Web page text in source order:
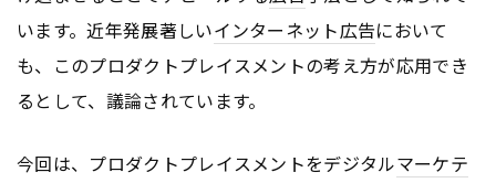
います。近年発展著しいインターネット広告において
も、このプロダクトプレイスメントの考え方が応用でき
るとして、議論されています。
今回は、プロダクトプレイスメントをデジタルマーケテ